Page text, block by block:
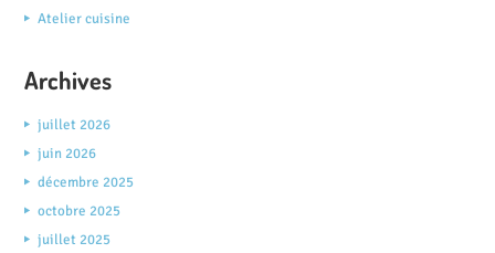
Atelier cuisine
Archives
juillet 2026
juin 2026
décembre 2025
octobre 2025
juillet 2025